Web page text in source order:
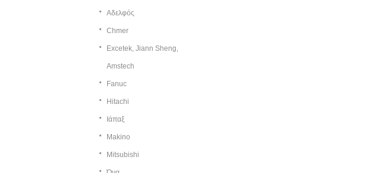
Αδελφός
Chmer
Excetek, Jiann Sheng,
Amstech
Fanuc
Hitachi
Ιάπαξ
Makino
Mitsubishi